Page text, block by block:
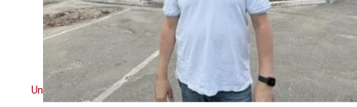
Une contribution sur la guerre et les débats dans la gauche